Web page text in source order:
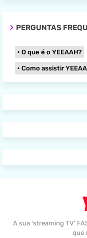
PERGUNTAS
O que é o YEEAAH?
Como assistir
A sua 'streaming TV'
que